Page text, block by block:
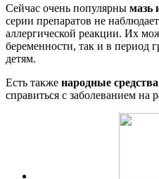
Сейчас очень популярны мазь
серии препаратов не
аллергической реакции. Их
беременности, так и в период
детям.
Есть также народные
справиться с заболеванием на